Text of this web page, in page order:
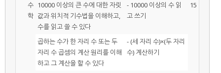
수
학
10000 이상의 큰 수에 대한 자릿
값과 위치적 기수법을 이해하고,
수를 읽고 쓸 수 있다
- 10000 이상의 수 읽
고 쓰기
15
곱하는 수가 한 자리 수 또는 두
자리 수 곱셈의 계산 원리를 이해
하고 그 계산을 할 수 있다
- (세 자리 수)×(두 자리
수) 계산하기